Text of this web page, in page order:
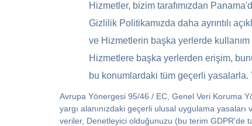
Hizmetler, bizim tarafımızdan
Gizlilik Politikamızda daha ayrıntılı
ve Hizmetlerin başka yerlerde
Hizmetlere başka yerlerden erişim,
bu konumlardaki tüm geçerli yasalarla.
Avrupa Yönergesi 95/46 / EC, Genel Veri Koruma
yargı alanınızdaki geçerli ulusal uygulama
veriler, Denetleyici olduğunuzu (bu terim GDPR'de